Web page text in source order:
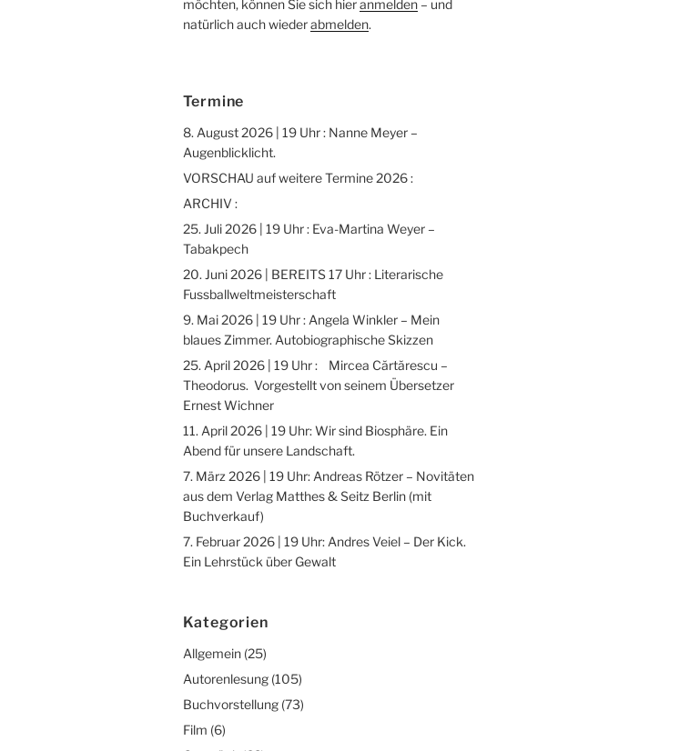
möchten, können Sie sich hieranmelden– und
natürlich auch wiederabmelden.
Termine
8. August 2026 | 19 Uhr : Nanne Meyer –
Augenblicklicht.
VORSCHAU auf weitere Termine 2026 :
ARCHIV :
25. Juli 2026 | 19 Uhr : Eva-Martina Weyer –
Tabakpech
20. Juni 2026 | BEREITS 17 Uhr : Literarische
Fussballweltmeisterschaft
9. Mai 2026 | 19 Uhr : Angela Winkler – Mein
blaues Zimmer. Autobiographische Skizzen
25. April 2026 | 19 Uhr : Mircea Cărtărescu –
Theodorus. Vorgestellt von seinem Übersetzer
Ernest Wichner
11. April 2026 | 19 Uhr: Wir sind Biosphäre. Ein
Abend für unsere Landschaft.
7. März 2026 | 19 Uhr: Andreas Rötzer – Novitäten
aus dem Verlag Matthes & Seitz Berlin (mit
Buchverkauf)
7. Februar 2026 | 19 Uhr: Andres Veiel – Der Kick.
Ein Lehrstück über Gewalt
Kategorien
Allgemein(25)
Autorenlesung(105)
Buchvorstellung(73)
Film (6)